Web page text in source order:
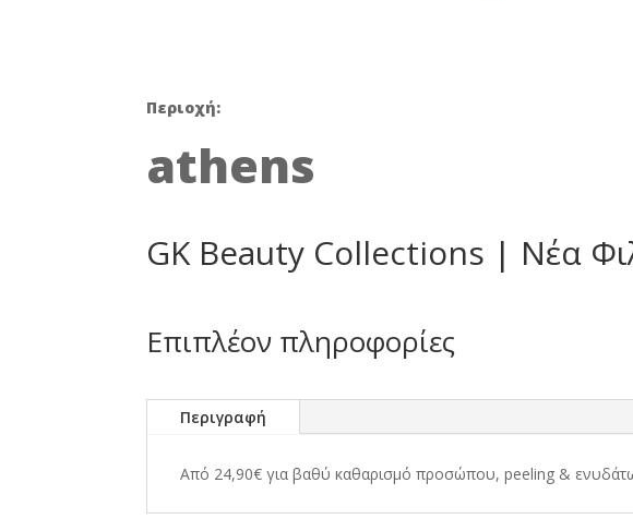
Περιοχή:
athens
GK Beauty Collections | Νέα
Επιπλέον πληροφορίες
Περιγραφή
Από 24,90€ για βαθύ καθαρισμό προσώπου, peeling &